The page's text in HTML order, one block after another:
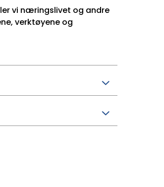
vi næringslivet og andre
verktøyene og